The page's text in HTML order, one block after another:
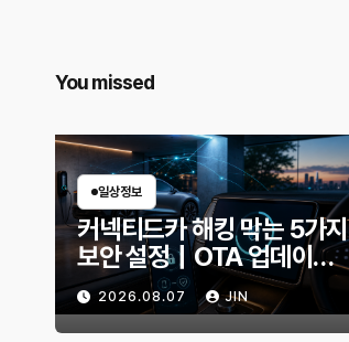
You missed
일상정보
커넥티드카 해킹 막는 5가지
보안 설정｜OTA 업데이트
부터 디지털 키까지, 지금 확
인할 것은?
2026.08.07 JIN